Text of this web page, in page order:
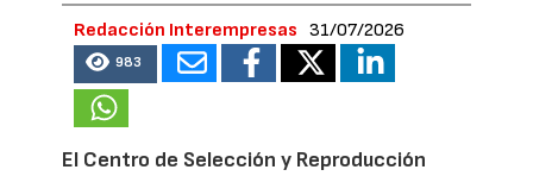
Redacción Interempresas 31/07/2026
983
El Centro de Selección y Reproducción